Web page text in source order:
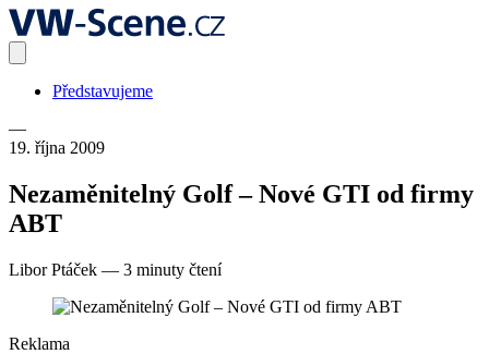
Představujeme
—
19. října 2009
Nezaměnitelný Golf – Nové GTI od firmy
ABT
Libor Ptáček — 3 minuty čtení
Reklama